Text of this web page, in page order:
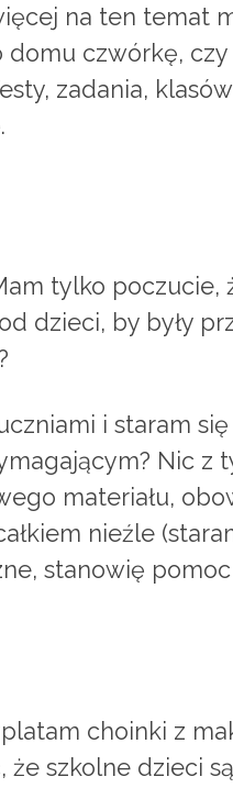
na ten temat
domu czwórkę,
zadania,
tylko poczucie,
dzieci, by były
i staram
Nic z
materiału,
nieźle
stanowię pomoc
choinki z
że szkolne dzieci